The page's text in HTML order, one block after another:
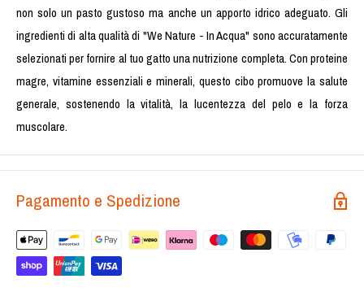
non solo un pasto gustoso ma anche un apporto idrico adeguato. Gli
ingredienti di alta qualità di "We Nature - In Acqua" sono accuratamente
selezionati per fornire al tuo gatto una nutrizione completa. Con proteine
magre, vitamine essenziali e minerali, questo cibo promuove la salute
generale, sostenendo la vitalità, la lucentezza del pelo e la forza
muscolare.
Pagamento e Spedizione